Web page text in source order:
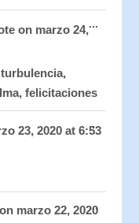
on marzo 24,
felicitaciones
...this
23, 2020 at 6:53
...this
marzo 22, 2020
...this